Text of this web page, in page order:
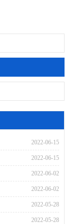
2022-06-15
2022-06-15
2022-06-02
2022-06-02
2022-05-28
2022-05-28